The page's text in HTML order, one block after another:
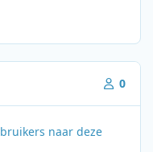
0
naar deze